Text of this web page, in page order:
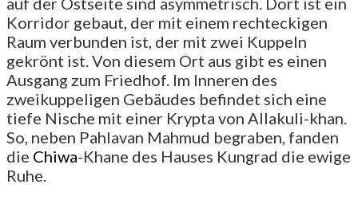
Korridor gebaut, der mit einem rechteckigen
Raum verbunden ist, der mit zwei Kuppeln
gekrönt ist. Von diesem Ort aus gibt es einen
Ausgang zum Friedhof. Im Inneren des
zweikuppeligen Gebäudes befindet sich eine
tiefe Nische mit einer Krypta von Allakuli-khan.
So, neben Pahlavan Mahmud begraben, fanden
die Chiwa-Khane des Hauses Kungrad die ewige
Ruhe.